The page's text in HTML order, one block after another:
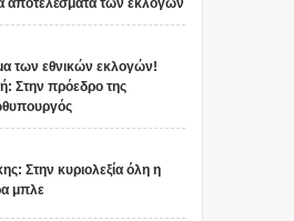
σημαίνει ότι...
αποτελέσματα των εκλογών
των εθνικών εκλογών!
Στην πρόεδρο της
Στην κυριολεξία όλη η
μπλε